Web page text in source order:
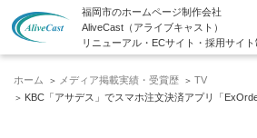
福岡市のホームページ制作会社
AliveCast（アライブキャスト）
リニューアル・ECサイト・採用サイ
ホーム メディア掲載実績・受賞歴
TV
KBC「アサデス」でスマホ注文決済アプリ「